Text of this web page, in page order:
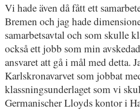
Vi hade även då fått ett
Bremen och jag hade
samarbetsavtal och som skulle
också ett jobb som min
ansvaret att gå i mål med detta.
Karlskronavarvet som jobbat
klassningsunderlaget som vi
Germanischer Lloyds kontor i